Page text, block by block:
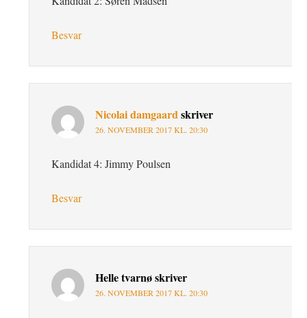
Besvar
Nicolai damgaardskriver
26. NOVEMBER 2017 KL. 20:30
Kandidat 4: Jimmy Poulsen
Besvar
Helle tvarnøskriver
26. NOVEMBER 2017 KL. 20:30